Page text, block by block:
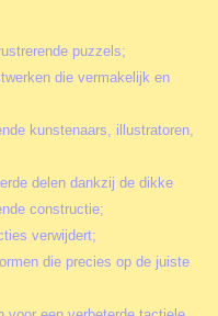
puzzels;
die vermakelijk en
kunstenaars, illustratoren,
delen dankzij de dikke
constructie;
verwijdert;
die precies op de juiste